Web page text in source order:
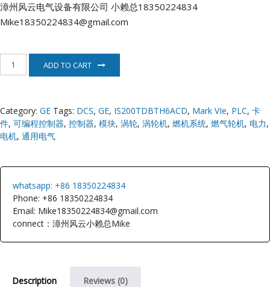
漳州风云电气设备有限公司 小赖总18350224834
Mike18350224834@gmail.com
用
电
气
ADD TO CART
Category: GE Tags: DCS, GE, IS200TDBTH6ACD, Mark VIe, PLC, 卡
件, 可编程控制器, 控制器, 模块, 涡轮, 涡轮机, 燃机系统, 燃气轮机, 电力,
电机, 通用电气
whatsapp: +86 18350224834
Phone: +86 18350224834
Email: Mike18350224834@gmail.com
connect：漳州风云小赖总Mike
Description Reviews (0)